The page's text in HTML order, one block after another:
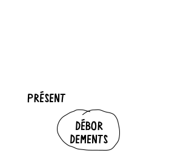
PRÉSENT
DÉBOR
DEMENTS